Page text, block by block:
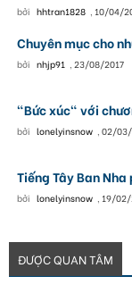
bởi hhtran1828 , 10/04/
Chuyên mục cho
bởi nhjp91 , 23/08/2017
"Bức xúc" với
bởi lonelyinsnow , 02/03/
Tiếng Tây Ban
bởi lonelyinsnow , 19/02/
ĐƯỢC QUAN TÂM